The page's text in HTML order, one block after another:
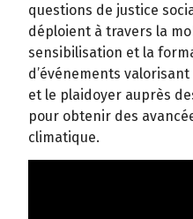
questions de justice
déploient à travers la
sensibilisation et la
d’événements
et le plaidoyer auprès
pour obtenir des
climatique.